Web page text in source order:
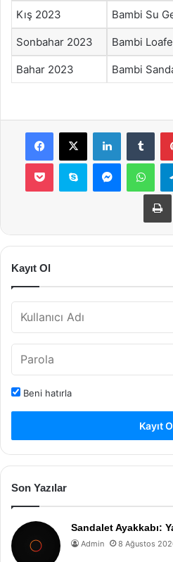
Kış 2023 Bambi Su
Sonbahar 2023 Bambi
Bahar 2023 Bambi
Facebook
X LinkedIn
Pocket Skype Messenger
Kayıt Ol
Beni hatırla
Kayıt
Son Yazılar
Sandalet Ayakkabı:
Admin 8 Ağustos